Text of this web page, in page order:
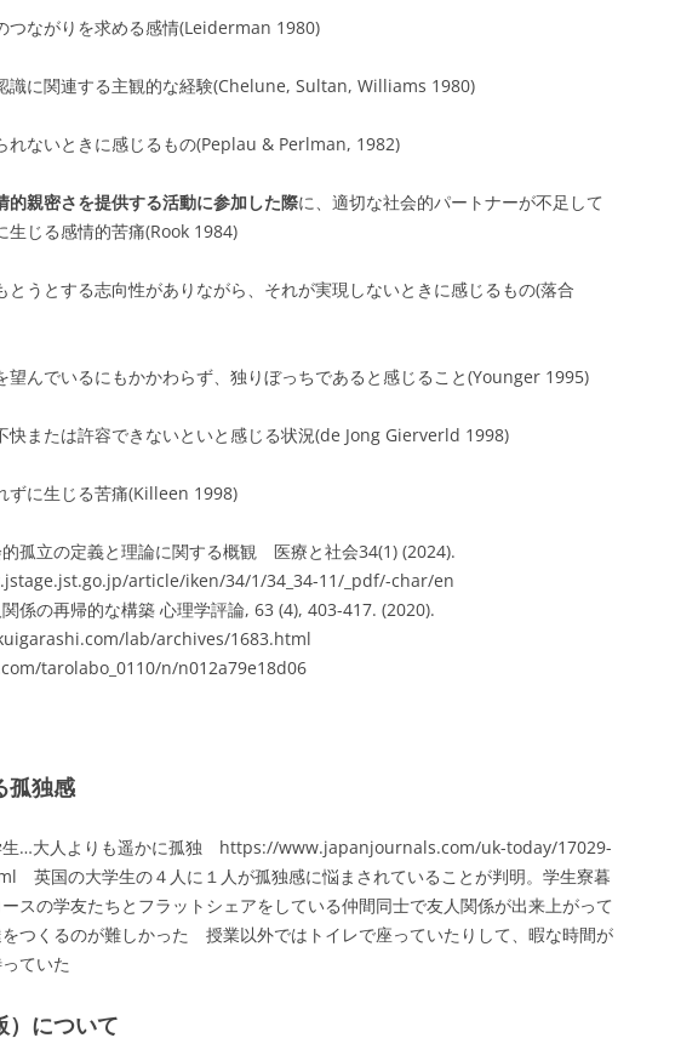
つながりを求める感情(Leiderman 1980)
識に関連する主観的な経験(Chelune, Sultan, Williams 1980)
れないときに感じるもの(Peplau & Perlman, 1982)
的親密さを提供する活動に参加した際に、適切な社会的パートナーが不足して
生じる感情的苦痛(Rook 1984)
とうとする志向性がありながら、それが実現しないときに感じるもの(落合
望んでいるにもかかわらず、独りぼっちであると感じること(Younger 1995)
快または許容できないといと感じる状況(de Jong Gierverld 1998)
ずに生じる苦痛(Killeen 1998)
孤立の定義と理論に関する概観 医療と社会34(1) (2024).
article/iken/34/1/34_34-11/_pdf/-char/en
係の再帰的な構築 心理学評論, 63 (4), 403-417. (2020).
lab/archives/1683.html
tarolabo_0110/n/n012a79e18d06
孤独感
生…大人よりも遥かに孤独 https://www.japanjournals.com/uk-today/17029-
英国の大学生の４人に１人が孤独感に悩まされていることが判明。学生寮暮
スの学友たちとフラットシェアをしている仲間同士で友人関係が出来上がって
をつくるのが難しかった 授業以外ではトイレで座っていたりして、暇な時間が
っていた
）について